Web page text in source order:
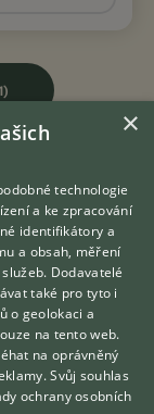
kamaráda?
poradí
ONLINE
S
×
technologie
a ke zpracování
identifikátory a
a obsah, měření
Dodavatelé
také pro tyto i
o geolokaci a
na tento web.
na oprávněný
. Svůj souhlas
ochrany osobních